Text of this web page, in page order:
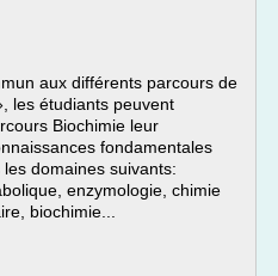
aux différents parcours de
les étudiants peuvent
Biochimie leur
fondamentales
domaines suivants:
enzymologie, chimie
biochimie...